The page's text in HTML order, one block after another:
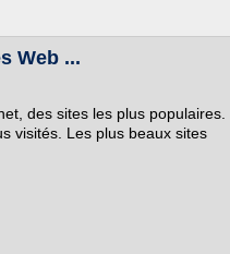
Web ...
des sites les plus populaires.
visités. Les plus beaux sites